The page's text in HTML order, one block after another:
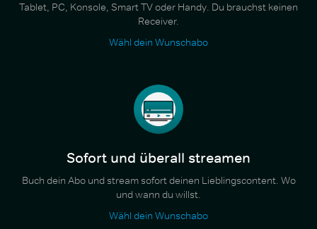
Tablet, PC, Konsole, Smart TV oder Handy. Du brauchst keinen
Receiver.
Wähl dein Wunschabo
Sofort und überall streamen
Buch dein Abo und stream sofort deinen Lieblingscontent. Wo
und wann du willst.
Wähl dein Wunschabo